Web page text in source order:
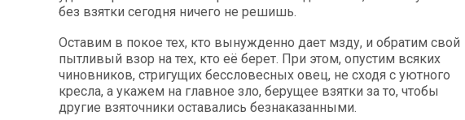
без взятки сегодня ничего не решишь.
Оставим в покое тех, кто вынужденно дает мзду, и обратим свой
пытливый взор на тех, кто её берет. При этом, опустим всяких
чиновников, стригущих бессловесных овец, не сходя с уютного
кресла, а укажем на главное зло, берущее взятки за то, чтобы
другие взяточники оставались безнаказанными.